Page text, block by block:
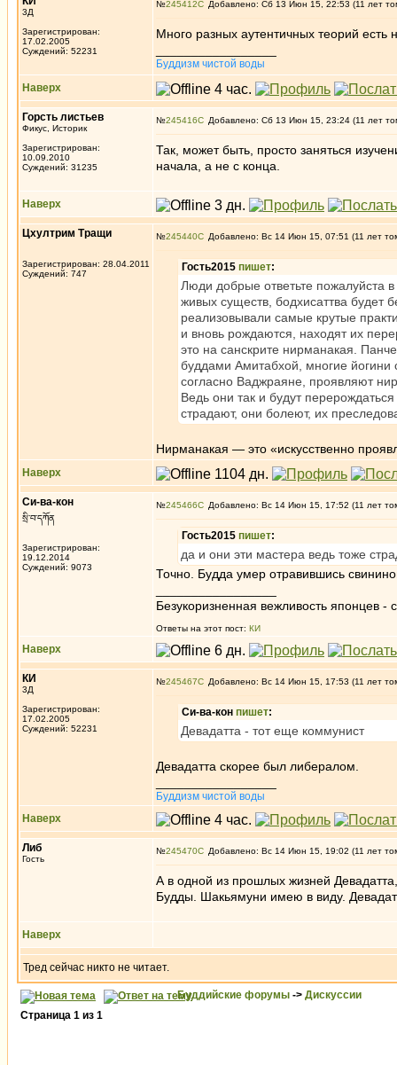
3Д
Зарегистрирован:
17.02.2005
Суждений: 52231
№245412 Добавлено: Сб 13 Июн 15, 22:53 (11 лет
Много разных аутентичных теорий есть
Буддизм чистой воды
Наверх
Горсть листьев
Фикус, Историк
Зарегистрирован:
10.09.2010
Суждений: 31235
№245416 Добавлено: Сб 13 Июн 15, 23:24 (11 лет
Так, может быть, просто заняться
начала, а не с конца.
Наверх
Цхултрим Тращи
Зарегистрирован: 28.04.2011
Суждений: 747
№245440 Добавлено: Вс 14 Июн 15, 07:51 (11 лет
Гость2015 пишет:
Люди добрые ответьте пожалуйста
живых существ, бодхисаттва будет
реализовывали самые крутые
и вновь рождаются, находят их
это на санскрите нирманакая.
буддами Амитабхой, многие йогини
согласно Ваджраяне, проявляют
Ведь они так и будут
страдают, они болеют, их
Нирманакая — это «искусственно
Наверх
Си-ва-кон
སྲི་བ་དཀོན
Зарегистрирован:
19.12.2014
Суждений: 9073
№245466 Добавлено: Вс 14 Июн 15, 17:52 (11 лет
Гость2015 пишет:
да и они эти мастера ведь тоже
Точно. Будда умер отравившись
Безукоризненная вежливость японцев -
Ответы на этот пост: КИ
Наверх
КИ
3Д
Зарегистрирован:
17.02.2005
Суждений: 52231
№245467 Добавлено: Вс 14 Июн 15, 17:53 (11 лет
Си-ва-кон пишет:
Девадатта - тот еще коммунист
Девадатта скорее был либералом.
Буддизм чистой воды
Наверх
Либ
Гость
№245470 Добавлено: Вс 14 Июн 15, 19:02 (11 лет
А в одной из прошлых жизней
Будды. Шакьямуни имею в виду.
Наверх
Тред сейчас никто не читает.
Буддийские форумы -> Дискуссии
Страница 1 из 1